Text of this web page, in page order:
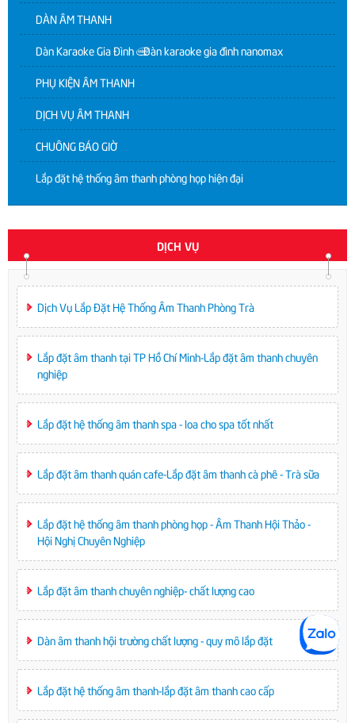
DÀN ÂM THANH
Dàn Karaoke Gia Đình | Dàn karaoke gia đình nanomax
PHỤ KIỆN ÂM THANH
DỊCH VỤ ÂM THANH
CHUÔNG BÁO GIỜ
Lắp đặt hệ thống âm thanh phòng họp hiện đại
DỊCH VỤ
Dịch Vụ Lắp Đặt Hệ Thống Âm Thanh Phòng Trà
Lắp đặt âm thanh tại TP Hồ Chí Minh-Lắp đặt âm thanh chuyên
nghiệp
Lắp đặt hệ thống âm thanh spa - loa cho spa tốt nhất
Lắp đặt âm thanh quán cafe-Lắp đặt âm thanh cà phê - Trà sữa
Lắp đặt hệ thống âm thanh phòng họp - Âm Thanh Hội Thảo -
Hội Nghị Chuyên Nghiệp
Lắp đặt âm thanh chuyên nghiệp- chất lượng cao
Dàn âm thanh hội trường chất lượng - quy mô lắp đặt
Lắp đặt hệ thống âm thanh-lắp đặt âm thanh cao cấp